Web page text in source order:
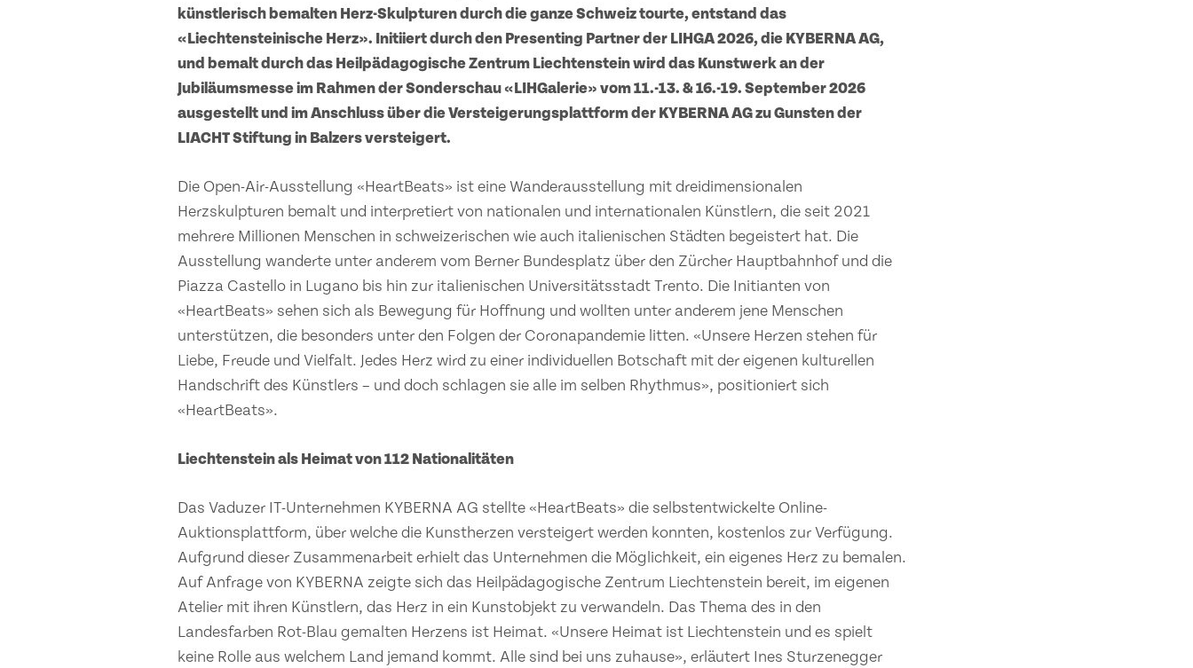
künstlerisch bemalten Herz-Skulpturen durch die ganze Schweiz tourte, entstand das
«Liechtensteinische Herz». Initiiert durch den Presenting Partner der LIHGA 2026, die KYBERNA AG,
und bemalt durch dasHeilpädagogische Zentrum Liechtenstein wird das Kunstwerk an der
Jubiläumsmesse im Rahmen der Sonderschau «LIHGalerie» vom 11.-13. & 16.-19. September 2026
ausgestellt und im Anschluss über dieVersteigerungsplattform der KYBERNA AG zu Gunsten der
LIACHT Stiftung in Balzers versteigert.
Die Open-Air-Ausstellung «HeartBeats» ist eine Wanderausstellung mit dreidimensionalen
Herzskulpturen bemalt und interpretiert von nationalen und internationalen Künstlern, die seit 2021
mehrere Millionen Menschen in schweizerischen wie auch italienischen Städten begeistert hat. Die
Ausstellung wanderte unter anderem vom Berner Bundesplatz über den Zürcher Hauptbahnhof und die
Piazza Castello in Lugano bis hin zur italienischen Universitätsstadt Trento. Die Initianten von
«HeartBeats» sehen sich als Bewegung für Hoffnung und wollten unter anderem jene Menschen
unterstützen, die besonders unter den Folgen der Coronapandemie litten. «Unsere Herzen stehen für
Liebe, Freude und Vielfalt. Jedes Herz wird zu einer individuellen Botschaft mit der eigenen kulturellen
Handschrift des Künstlers – und doch schlagen sie alle im selben Rhythmus», positioniert sich
«HeartBeats».
Liechtenstein als Heimat von 112 Nationalitäten
Das Vaduzer IT-Unternehmen KYBERNA AG stellte «HeartBeats» die selbstentwickelte Online-
Auktionsplattform, über welche die Kunstherzen versteigert werden konnten, kostenlos zur Verfügung.
Aufgrund dieser Zusammenarbeit erhielt das Unternehmen die Möglichkeit, ein eigenes Herz zu bemalen.
Auf Anfrage von KYBERNA zeigte sich das Heilpädagogische Zentrum Liechtenstein bereit, im eigenen
Atelier mit ihren Künstlern, das Herz in ein Kunstobjekt zu verwandeln. Das Thema des in den
Landesfarben Rot-Blau gemalten Herzens ist Heimat. «Unsere Heimat ist Liechtenstein und es spielt
keine Rolle aus welchem Land jemand kommt. Alle sind bei uns zuhause», erläutert Ines Sturzenegger